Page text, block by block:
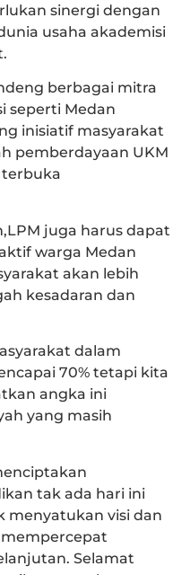
sinergi dengan
usaha akademisi
berbagai mitra
seperti Medan
inisiatif masyarakat
pemberdayaan UKM
juga harus dapat
warga Medan
akan lebih
kesadaran dan
dalam
70% tetapi kita
angka ini
yang masih
tak ada hari ini
menyatukan visi dan
Selamat